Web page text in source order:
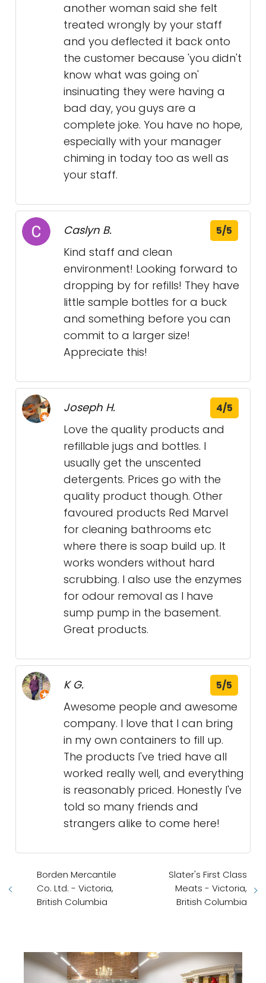
another woman said she felt
treated wrongly by your staff
and you deflected it back onto
the customer because 'you didn't
know what was going on'
insinuating they were having a
bad day, you guys are a
complete joke. You have no hope,
especially with your manager
chiming in today too as well as
your staff.
Caslyn B. 5/5
Kind staff and clean
environment! Looking forward to
dropping by for refills! They have
little sample bottles for a buck
and something before you can
commit to a larger size!
Appreciate this!
Joseph H. 4/5
Love the quality products and
refillable jugs and bottles. I
usually get the unscented
detergents. Prices go with the
quality product though. Other
favoured products Red Marvel
for cleaning bathrooms etc
where there is soap build up. It
works wonders without hard
scrubbing. I also use the enzymes
for odour removal as I have
sump pump in the basement.
Great products.
K G. 5/5
Awesome people and awesome
company. I love that I can bring
in my own containers to fill up.
The products I've tried have all
worked really well, and everything
is reasonably priced. Honestly I've
told so many friends and
strangers alike to come here!
Borden Mercantile
Co. Ltd. - Victoria,
British Columbia
Slater's First Class
Meats - Victoria,
British Columbia